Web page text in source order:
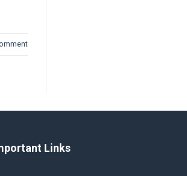
Links